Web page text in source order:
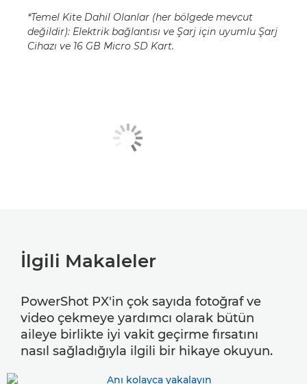
*Temel Kite Dahil Olanlar (her bölgede mevcut
değildir): Elektrik bağlantısı ve Şarj için uyumlu Şarj
Cihazı ve 16 GB Micro SD Kart.
İlgili Makaleler
PowerShot PX'in çok sayıda fotoğraf ve
video çekmeye yardımcı olarak bütün
aileye birlikte iyi vakit geçirme fırsatını
nasıl sağladığıyla ilgili bir hikaye okuyun.